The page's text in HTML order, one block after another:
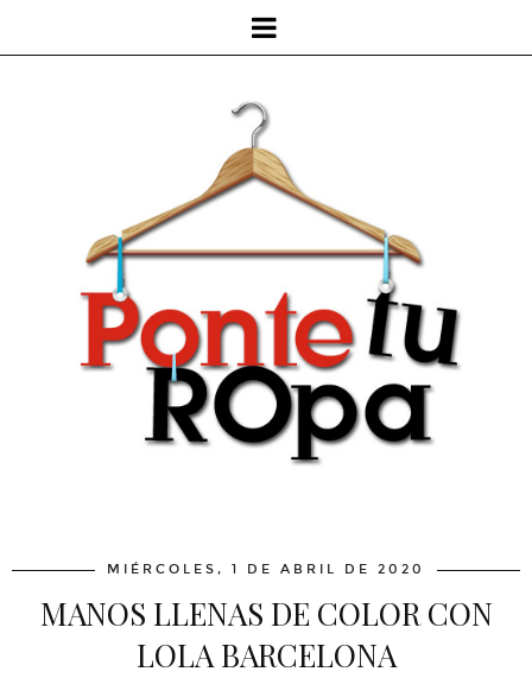
MIÉRCOLES, 1 DE ABRIL DE 2020
MANOS LLENAS DE COLOR CON
LOLA BARCELONA